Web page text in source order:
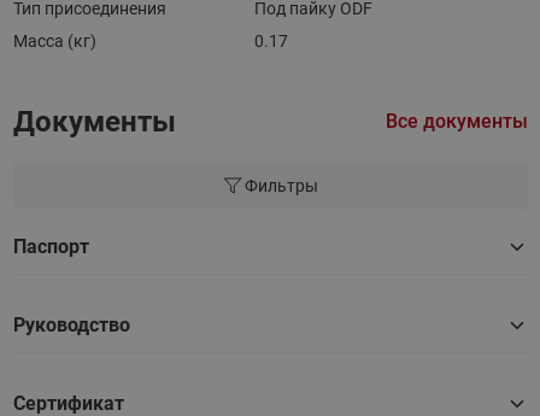
Тип присоединения
Под пайку ODF
Масса (кг)
0.17
Документы Все документы
Фильтры
Паспорт
Руководство
Сертификат